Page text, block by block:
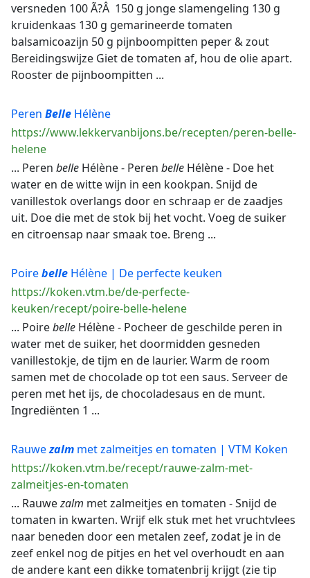
versneden 100 Ã?Â 150 g jonge slamengeling 130 g
kruidenkaas 130 g gemarineerde tomaten
balsamicoazijn 50 g pijnboompitten peper & zout
Bereidingswijze Giet de tomaten af, hou de olie apart.
Rooster de pijnboompitten ...
Peren Belle Hélène
https://www.lekkervanbijons.be/recepten/peren-belle-
helene
... Peren belle Hélène - Peren belle Hélène - Doe het
water en de witte wijn in een kookpan. Snijd de
vanillestok overlangs door en schraap er de zaadjes
uit. Doe die met de stok bij het vocht. Voeg de suiker
en citroensap naar smaak toe. Breng ...
Poirebelle Hélène | De perfecte keuken
https://koken.vtm.be/de-perfecte-
keuken/recept/poire-belle-helene
... Poirebelle Hélène - Pocheer de geschilde peren in
water met de suiker, het doormidden gesneden
vanillestokje, de tijm en de laurier. Warm de room
samen met de chocolade op tot een saus. Serveer de
peren met het ijs, de chocoladesaus en de munt.
Ingrediënten 1 ...
Rauwezalm met zalmeitjes en tomaten | VTM Koken
https://koken.vtm.be/recept/rauwe-zalm-met-
zalmeitjes-en-tomaten
... Rauwezalm met zalmeitjes en tomaten - Snijd de
tomaten in kwarten. Wrijf elk stuk met het vruchtvlees
naar beneden door een metalen zeef, zodat je in de
zeef enkel nog de pitjes en het vel overhoudt en aan
de andere kant een dikke tomatenbrij krijgt (zie tip